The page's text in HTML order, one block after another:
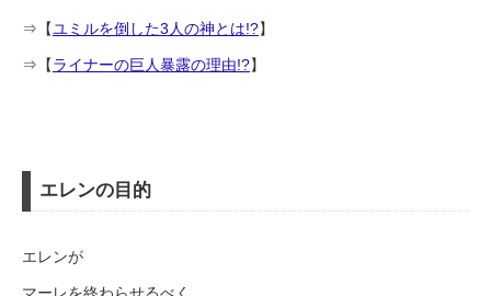
⇒【ユミルを倒した3人の神とは!?】
⇒【ライナーの巨人暴露の理由!?】
エレンの目的
エレンが
マーレを終わらせるべく